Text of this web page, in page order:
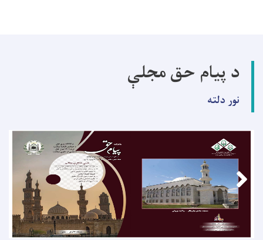
د پیام حق مجلې
نور دلته